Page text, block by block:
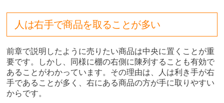
人は右手で商品を取ることが多い
前章で説明したように売りたい商品は中央に置くことが重
要です。しかし、同様に棚の右側に陳列することも有効で
あることがわかっています。その理由は、人は利き手が右
手であることが多く、右にある商品の方が手に取りやすい
からです。